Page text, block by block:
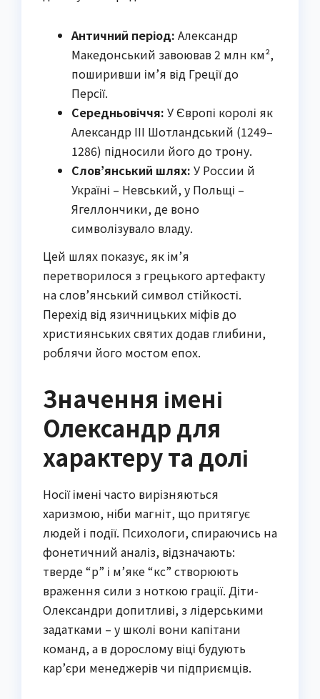
Античний період: Александр
Македонський завоював 2 млн км²,
поширивши ім’я від Греції до
Персії.
Середньовіччя: У Європі королі як
Александр III Шотландський (1249–
1286) підносили його до трону.
Слов’янський шлях: У России й
Україні – Невський, у Польщі –
Ягеллончики, де воно
символізувало владу.
Цей шлях показує, як ім’я
перетворилося з грецького артефакту
на слов’янський символ стійкості.
Перехід від язичницьких міфів до
християнських святих додав глибини,
роблячи його мостом епох.
Значення імені
Олександр для
характеру та долі
Носії імені часто вирізняються
харизмою, ніби магніт, що притягує
людей і події. Психологи, спираючись на
фонетичний аналіз, відзначають:
тверде “р” і м’яке “кс” створюють
враження сили з ноткою грації. Діти-
Олександри допитливі, з лідерськими
задатками – у школі вони капітани
команд, а в дорослому віці будують
кар’єри менеджерів чи підприємців.